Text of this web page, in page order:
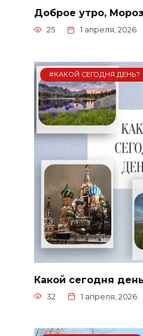
Доброе утро,
25 1 апреля, 2026
#КАКОЙ СЕГОДНЯ ДЕНЬ?
Какой сегодня
32 1 апреля, 2026